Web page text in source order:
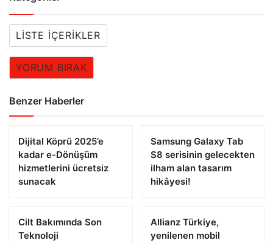
LISTE İÇERIKLER
YORUM BIRAK
Benzer Haberler
Dijital Köprü 2025’e
kadar e-Dönüşüm
hizmetlerini ücretsiz
sunacak
Samsung Galaxy Tab
S8 serisinin gelecekten
ilham alan tasarım
hikâyesi!
Cilt Bakımında Son
Teknoloji
Allianz Türkiye,
yenilenen mobil